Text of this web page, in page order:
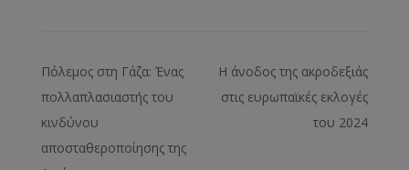
Πόλεμος στη Γάζα: Ένας
πολλαπλασιαστής του
κινδύνου
αποσταθεροποίησης της
Η άνοδος της ακροδεξιάς
στις ευρωπαϊκές εκλογές
του 2024